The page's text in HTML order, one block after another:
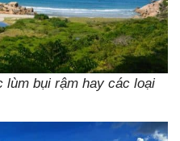
lùm bụi rậm hay các loại